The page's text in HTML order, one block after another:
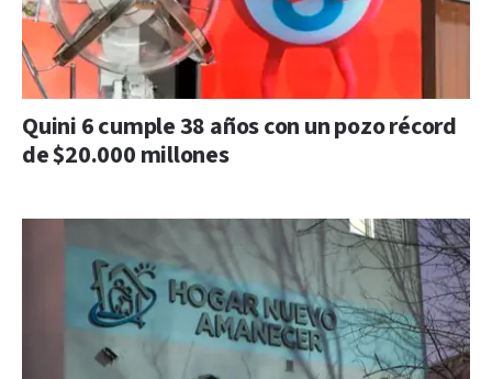
Quini 6 cumple 38 años con un pozo récord
de $20.000 millones